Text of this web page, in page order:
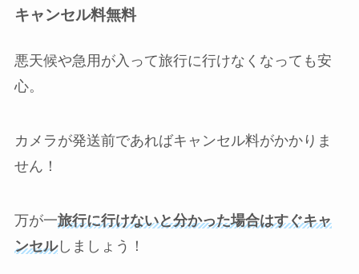
キャンセル料無料
悪天候や急用が入って旅行に行けなくなっても安
心。
カメラが発送前であればキャンセル料がかかりま
せん！
万が一旅行に行けないと分かった場合はすぐキャ
ンセルしましょう！